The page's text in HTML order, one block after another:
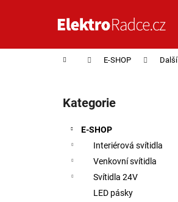
Domů E-SHOP Další
Přeskočit kategorie
Kategorie
E-SHOP
Interiérová svítidla
Venkovní svítidla
Svítidla 24V
LED pásky
Zpět
do
Zpět
do